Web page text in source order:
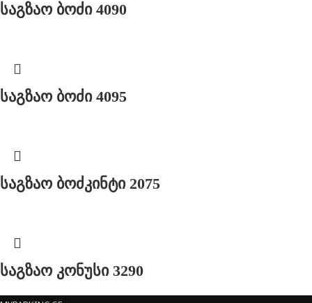
საგზაო ბოძი 4090
საგზაო ბოძი 4095
საგზაო ბოძკინტი 2075
საგზაო კონუსი 3290